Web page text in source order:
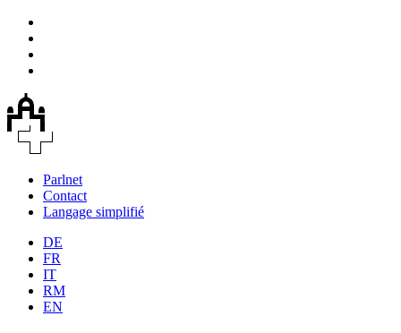
Parlnet
Contact
Langage simplifié
DE
FR
IT
RM
EN